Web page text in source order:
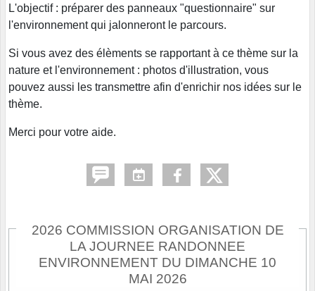
L'objectif : préparer des panneaux "questionnaire" sur
l'environnement qui jalonneront le parcours.
Si vous avez des élèments se rapportant à ce thème sur la
nature et l'environnement : photos d'illustration, vous
pouvez aussi les transmettre afin d'enrichir nos idées sur le
thème.
Merci pour votre aide.
2026 COMMISSION ORGANISATION DE
LA JOURNEE RANDONNEE
ENVIRONNEMENT DU DIMANCHE 10
MAI 2026